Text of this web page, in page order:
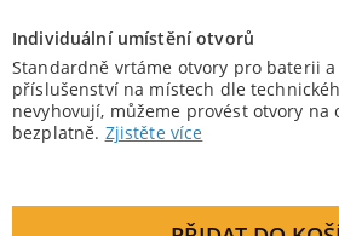
Individuální umístění otvorů
Standardně vrtáme otvory pro baterii
příslušenství na místech dle
nevyhovují, můžeme provést otvory na
bezplatně. Zjistěte více